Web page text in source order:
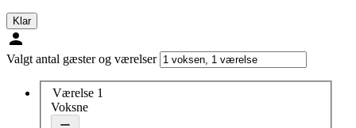
Klar
Valgt antal gæster og værelser
Værelse 1
Voksne